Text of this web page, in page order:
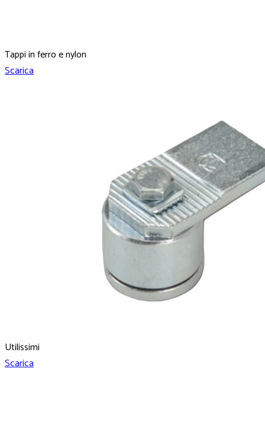
Tappi in ferro e nylon
Scarica
Utilissimi
Scarica